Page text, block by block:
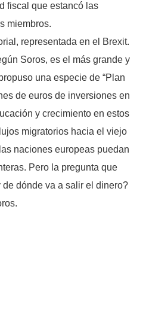
fiscal que estancó las
miembros.
representada en el Brexit.
Soros, es el más grande y
una especie de “Plan
de euros de inversiones en
y crecimiento en estos
migratorios hacia el viejo
naciones europeas puedan
Pero la pregunta que
dónde va a salir el dinero?